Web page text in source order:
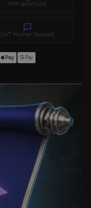
VPN-geschützt
24/7 Human Support